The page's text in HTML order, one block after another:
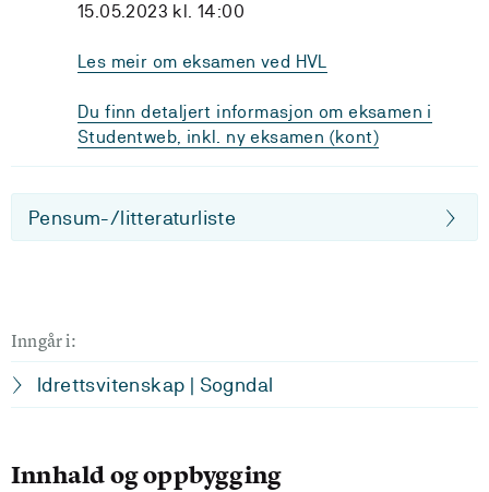
15.05.2023 kl. 14:00
Les meir om eksamen ved HVL
Du finn detaljert informasjon om eksamen i
Studentweb, inkl. ny eksamen (kont)
Pensum-/litteraturliste
Inngår i:
Idrettsvitenskap | Sogndal
Innhald og oppbygging